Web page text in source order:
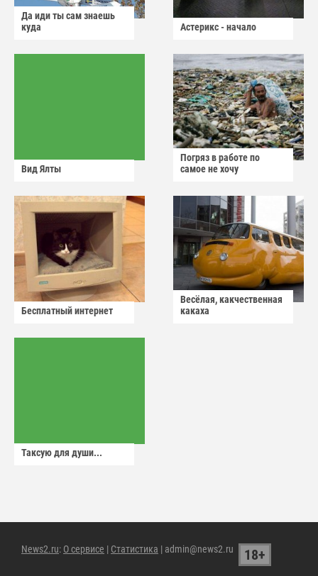
Да иди ты сам знаешь
куда
Астерикс - начало
Вид Ялты
Погряз в работе по
самое не хочу
Бесплатный интернет
Весёлая, какчественная
какаха
Таксую для души...
News2.ru: О сервисе | Статистика | admin@news2.ru 18+